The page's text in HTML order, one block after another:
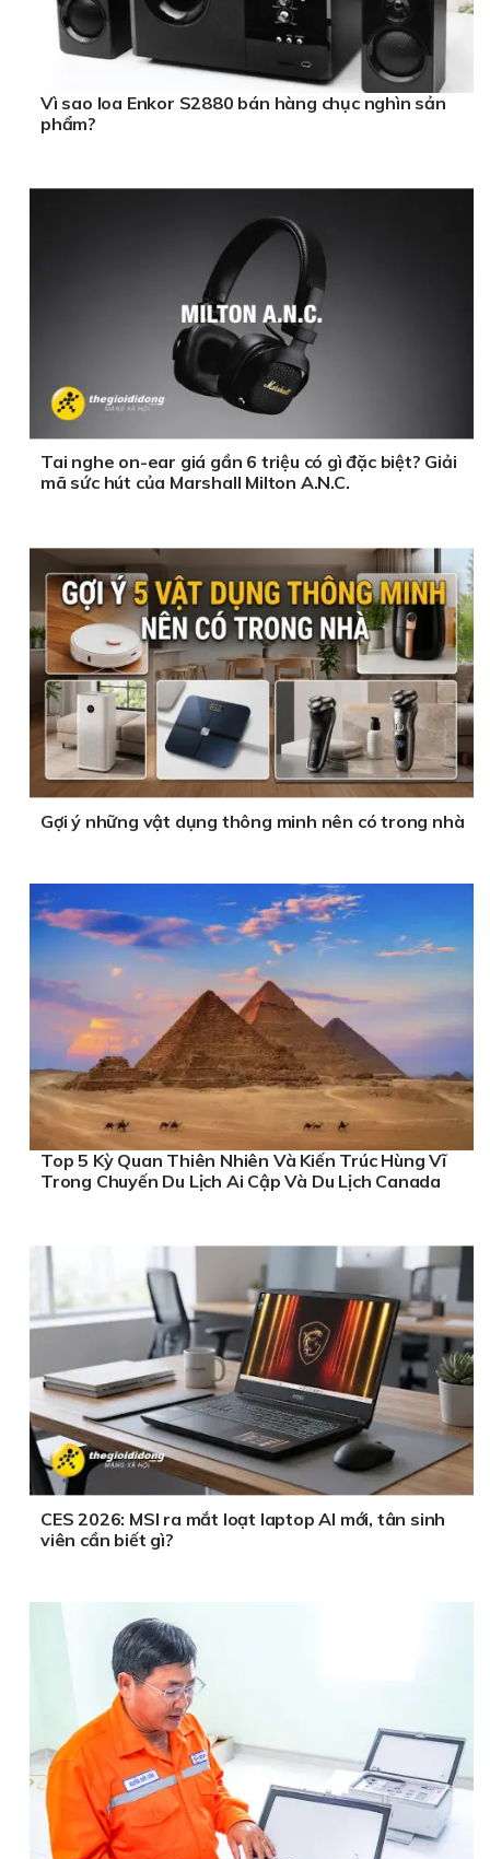
Vì sao loa Enkor S2880 bán hàng chục nghìn sản
phẩm?
Tai nghe on-ear giá gần 6 triệu có gì đặc biệt? Giải
mã sức hút của Marshall Milton A.N.C.
Gợi ý những vật dụng thông minh nên có trong nhà
Top 5 Kỳ Quan Thiên Nhiên Và Kiến Trúc Hùng Vĩ
Trong Chuyến Du Lịch Ai Cập Và Du Lịch Canada
CES 2026: MSI ra mắt loạt laptop AI mới, tân sinh
viên cần biết gì?